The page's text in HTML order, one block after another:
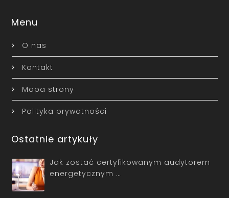
Menu
O nas
Kontakt
Mapa strony
Polityka prywatności
Ostatnie artykuły
Jak zostać certyfikowanym audytorem
energetycznym …